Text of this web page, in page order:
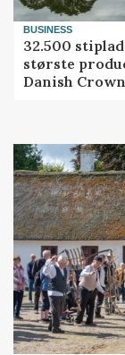
BUSINESS
32.500
største
Danish Crown